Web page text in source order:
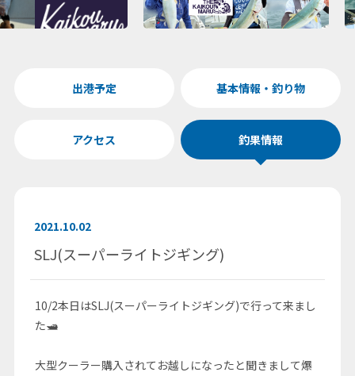
出港予定 基本情報・釣り物
アクセス 釣果情報
2021.10.02
SLJ(スーパーライトジギング)
10/2本日はSLJ(スーパーライトジギング)で行って来まし
た🛥
大型クーラー購入されてお越しになったと聞きまして爆